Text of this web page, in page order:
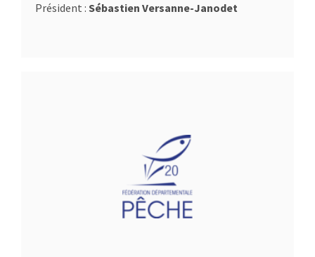
Président : Sébastien Versanne-Janodet